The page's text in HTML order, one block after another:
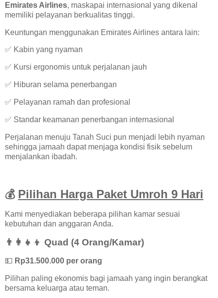
Emirates Airlines, maskapai internasional yang dikenal
memiliki pelayanan berkualitas tinggi.
Keuntungan menggunakan Emirates Airlines antara lain:
✅ Kabin yang nyaman
✅ Kursi ergonomis untuk perjalanan jauh
✅ Hiburan selama penerbangan
✅ Pelayanan ramah dan profesional
✅ Standar keamanan penerbangan internasional
Perjalanan menuju Tanah Suci pun menjadi lebih nyaman
sehingga jamaah dapat menjaga kondisi fisik sebelum
menjalankan ibadah.
💰 Pilihan Harga Paket Umroh 9 Hari
Kami menyediakan beberapa pilihan kamar sesuai
kebutuhan dan anggaran Anda.
👨‍👩‍👧‍👦 Quad (4 Orang/Kamar)
💵 Rp31.500.000 per orang
Pilihan paling ekonomis bagi jamaah yang ingin berangkat
bersama keluarga atau teman.